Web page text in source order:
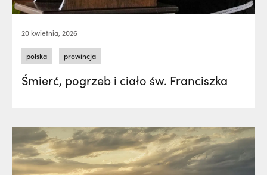
20 kwietnia, 2026
polska prowincja
Śmierć, pogrzeb i ciało św. Franciszka